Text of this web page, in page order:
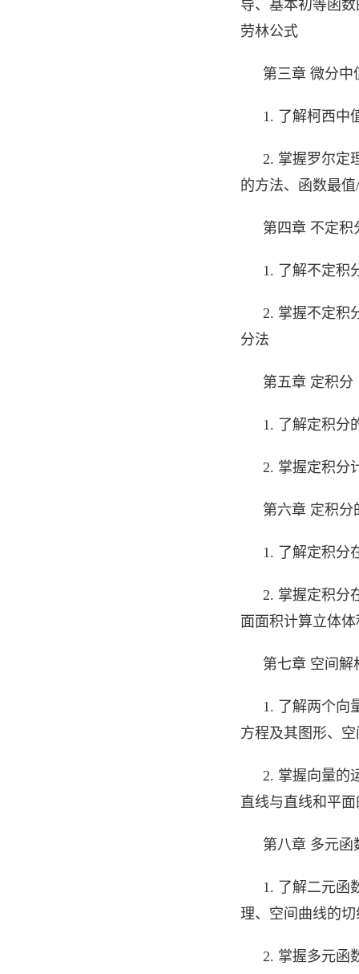
导、基本初等函
劳林公式
第三章 微分中
1. 了解柯西中
2. 掌握罗尔定
的方法、函数最
第四章 不定积
1. 了解不定积
2. 掌握不定积
分法
第五章 定积分
1. 了解定积分
2. 掌握定积分
第六章 定积分
1. 了解定积分
2. 掌握定积分
面面积计算立体
第七章 空间解
1. 了解两个向
方程及其图形、
2. 掌握向量的
直线与直线和平
第八章 多元函
1. 了解二元函
理、空间曲线的
2. 掌握多元函